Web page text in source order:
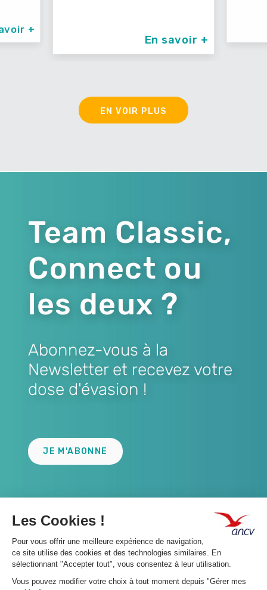
+
En savoir +
EN VOIR PLUS
Team Classic,
Connect ou
les deux ?
Abonnez-vous à la
Newsletter et recevez votre
dose d'évasion !
JE M'ABONNE